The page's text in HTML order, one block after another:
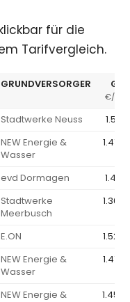
für die
Tarifvergleich.
GRUNDVERSORGER GV
€/
Stadtwerke Neuss
1.561
NEW Energie &
Wasser
1.470
evd Dormagen
1.461
Stadtwerke
Meerbusch
1.368
E.ON
1.523
NEW Energie &
Wasser
1.470
NEW Energie &
1.459